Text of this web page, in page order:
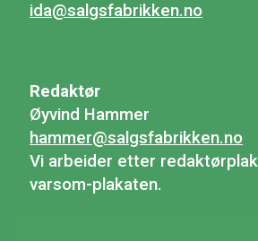
ida@salgsfabrikken.no
Redaktør
Øyvind Hammer
hammer@salgsfabrikken.no
Vi arbeider etter
varsom-plakaten.